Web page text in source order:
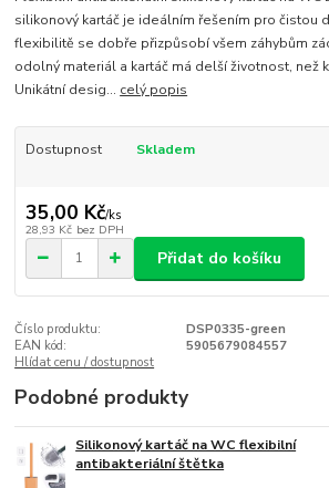
silikonový kartáč je ideálním řešením pro čistou
flexibilitě se dobře přizpůsobí všem záhybům
odolný materiál a kartáč má delší životnost, než
Unikátní desig... celý popis
Dostupnost Skladem
35,00 Kč/ks
28,93 Kč bez DPH
Přidat do košíku
Číslo produktu:
DSP0335-green
EAN kód:
5905679084557
Hlídat cenu / dostupnost
Podobné produkty
Silikonový kartáč na WC flexibilní
antibakteriální štětka